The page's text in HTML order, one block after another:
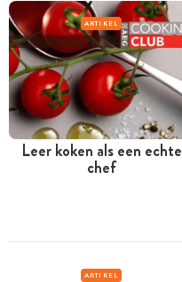
ARTIKEL
Leer koken als een echte
chef
ARTIKEL